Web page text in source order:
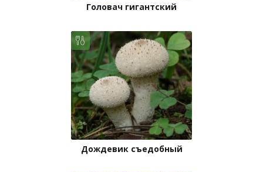
Головач гигантский
Дождевик съедобный